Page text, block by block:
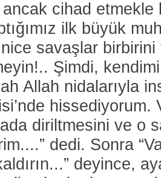
cihad etmekle
ilk büyük
savaşlar birbirini
Şimdi,
Allah nidalarıyla
hissediyorum.
diriltmesini ve o
dedi. Sonra
deyince,